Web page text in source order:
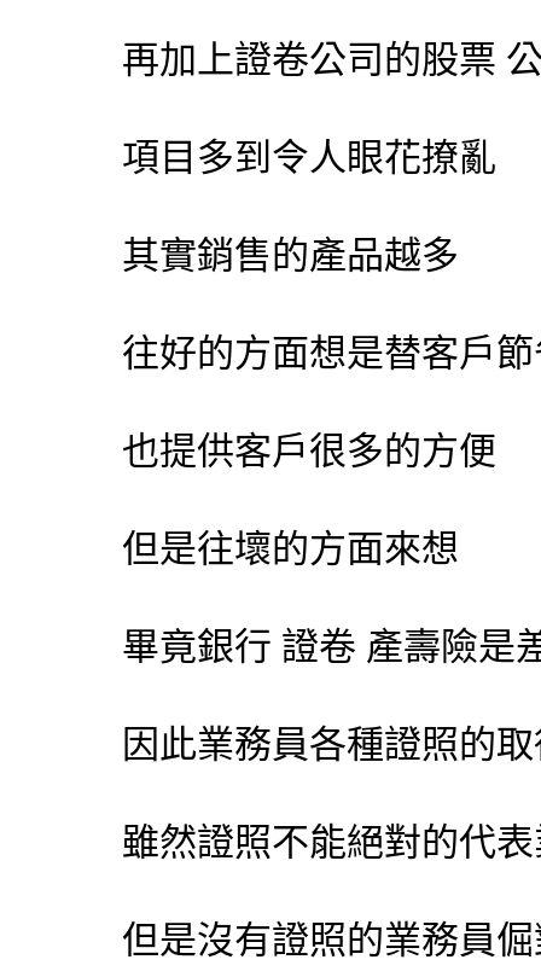
再加上證卷公司的股票
項目多到令人眼花撩亂
其實銷售的產品越多
往好的方面想是替客戶
也提供客戶很多的方便
但是往壞的方面來想
畢竟銀行 證卷 產壽險是
因此業務員各種證照的
雖然證照不能絕對的代
但是沒有證照的業務員